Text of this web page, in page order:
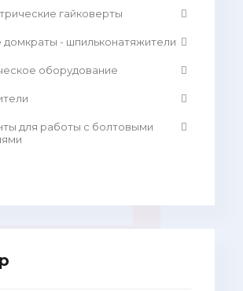
гайковерты
домкраты - шпильконатяжители
оборудование
для работы с болтовыми